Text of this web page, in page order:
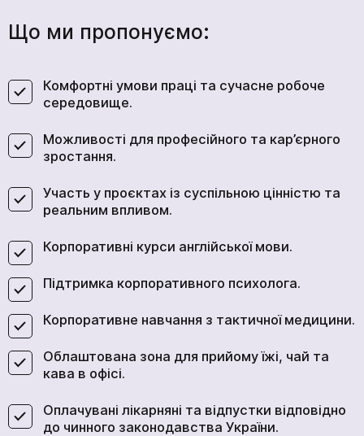
Що ми пропонуємо:
Комфортні умови праці та сучасне робоче
середовище.
Можливості для професійного та кар’єрного
зростання.
Участь у проєктах із суспільною цінністю та
реальним впливом.
Корпоративні курси англійської мови.
Підтримка корпоративного психолога.
Корпоративне навчання з тактичної медицини.
Облаштована зона для прийому їжі, чай та
кава в офісі.
Оплачувані лікарняні та відпустки відповідно
до чинного законодавства України.